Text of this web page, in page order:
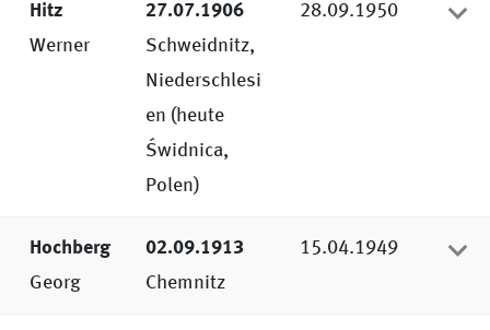
Hitz
Werner
27.07.1906
Schweidnitz,
Niederschlesi
en (heute
Świdnica,
Polen)
28.09.1950
Hochberg
Georg
02.09.1913
Chemnitz
15.04.1949